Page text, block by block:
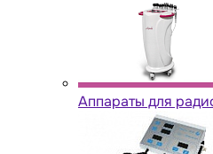
Аппараты для